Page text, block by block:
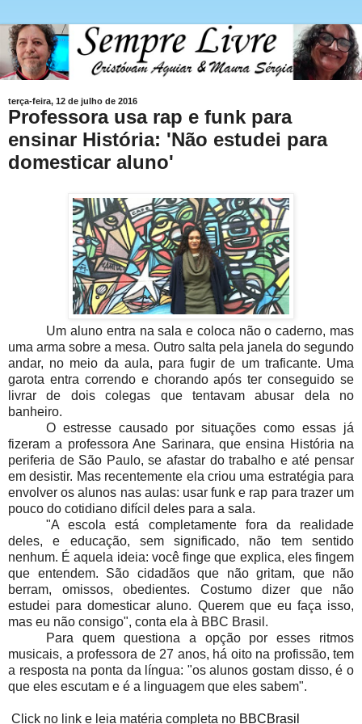
terça-feira, 12 de julho de 2016
Professora usa rap e funk para
ensinar História: 'Não estudei para
domesticar aluno'
Um aluno entra na sala e coloca não o caderno, mas
uma arma sobre a mesa. Outro salta pela janela do segundo
andar, no meio da aula, para fugir de um traficante. Uma
garota entra correndo e chorando após ter conseguido se
livrar de dois colegas que tentavam abusar dela no
banheiro.
O estresse causado por situações como essas já
fizeram a professora Ane Sarinara, que ensina História na
periferia de São Paulo, se afastar do trabalho e até pensar
em desistir. Mas recentemente ela criou uma estratégia para
envolver os alunos nas aulas: usar funk e rap para trazer um
pouco do cotidiano difícil deles para a sala.
"A escola está completamente fora da realidade
deles, e educação, sem significado, não tem sentido
nenhum. É aquela ideia: você finge que explica, eles fingem
que entendem. São cidadãos que não gritam, que não
berram, omissos, obedientes. Costumo dizer que não
estudei para domesticar aluno. Querem que eu faça isso,
mas eu não consigo", conta ela à BBC Brasil.
Para quem questiona a opção por esses ritmos
musicais, a professora de 27 anos, há oito na profissão, tem
a resposta na ponta da língua: "os alunos gostam disso, é o
que eles escutam e é a linguagem que eles sabem".
Click no link e leia matéria completa no BBCBrasil